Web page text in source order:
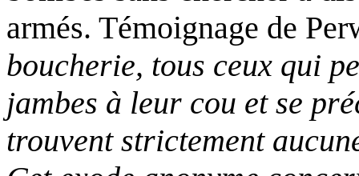
armés. Témoignage de
boucherie, tous ceux qui
jambes à leur cou et se
trouvent strictement